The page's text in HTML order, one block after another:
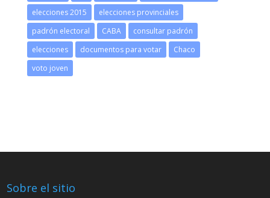
elecciones 2015
elecciones provinciales
padrón electoral
CABA
consultar padrón
elecciones
documentos para votar
Chaco
voto joven
Sobre el sitio